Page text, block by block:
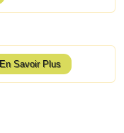
En Savoir Plus